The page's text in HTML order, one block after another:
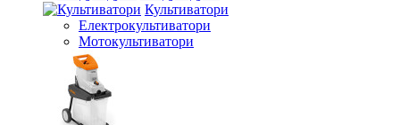
Культиватори
Електрокультиватори
Мотокультиватори